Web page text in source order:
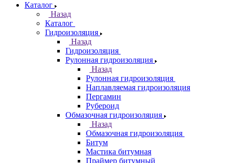
Каталог
Назад
Каталог
Гидроизоляция
Назад
Гидроизоляция
Рулонная гидроизоляция
Назад
Рулонная гидроизоляция
Наплавляемая гидроизоляция
Пергамин
Рубероид
Обмазочная гидроизоляция
Назад
Обмазочная гидроизоляция
Битум
Мастика битумная
Праймер битумный